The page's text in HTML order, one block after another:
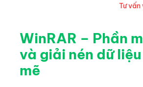
Tư vấn
WinRAR – Phần
và giải nén dữ
mẽ